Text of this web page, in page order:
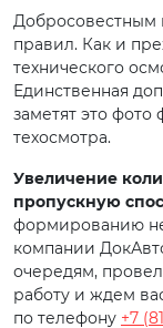
Добросовестным
правил. Как и
технического
Единственная
заметят это
техосмотра.
Увеличение
пропускную
формированию
компании
очередям,
работу и ждем
по телефону +7